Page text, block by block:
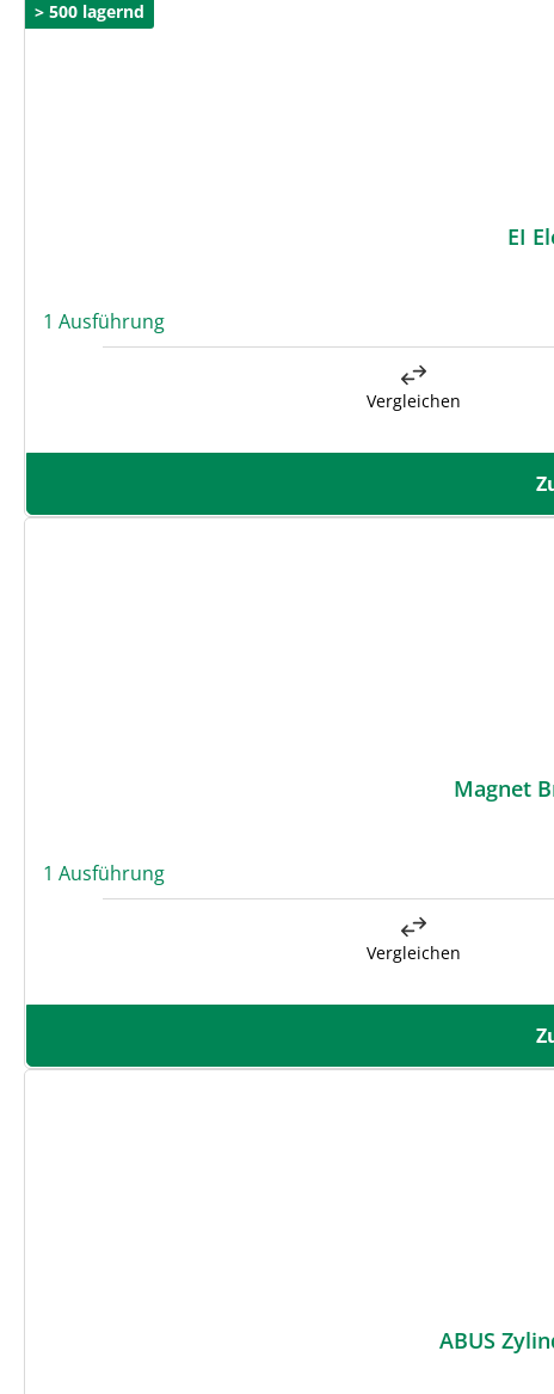
> 500 lagernd
EI
1 Ausführung
Vergleichen
Magnet
1 Ausführung
Vergleichen